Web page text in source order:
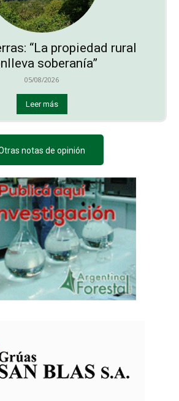
“La propiedad rural
soberanía”
05/08/2026
Leer más
notas de opinión